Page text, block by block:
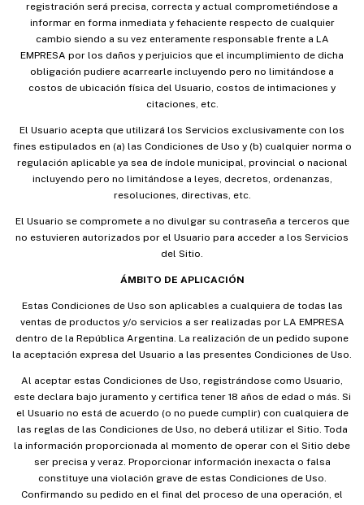
registración será precisa, correcta y actual comprometiéndose a
informar en forma inmediata y fehaciente respecto de cualquier
cambio siendo a su vez enteramente responsable frente a LA
EMPRESA por los daños y perjuicios que el incumplimiento de dicha
obligación pudiere acarrearle incluyendo pero no limitándose a
costos de ubicación física del Usuario, costos de intimaciones y
citaciones, etc.
El Usuario acepta que utilizará los Servicios exclusivamente con los
fines estipulados en (a) las Condiciones de Uso y (b) cualquier norma o
regulación aplicable ya sea de índole municipal, provincial o nacional
incluyendo pero no limitándose a leyes, decretos, ordenanzas,
resoluciones, directivas, etc.
El Usuario se compromete a no divulgar su contraseña a terceros que
no estuvieren autorizados por el Usuario para acceder a los Servicios
del Sitio.
ÁMBITO DE APLICACIÓN
Estas Condiciones de Uso son aplicables a cualquiera de todas las
ventas de productos y/o servicios a ser realizadas por LA EMPRESA
dentro de la República Argentina. La realización de un pedido supone
la aceptación expresa del Usuario a las presentes Condiciones de Uso.
Al aceptar estas Condiciones de Uso, registrándose como Usuario,
este declara bajo juramento y certifica tener 18 años de edad o más. Si
el Usuario no está de acuerdo (o no puede cumplir) con cualquiera de
las reglas de las Condiciones de Uso, no deberá utilizar el Sitio. Toda
la información proporcionada al momento de operar con el Sitio debe
ser precisa y veraz. Proporcionar información inexacta o falsa
constituye una violación grave de estas Condiciones de Uso.
Confirmando su pedido en el final del proceso de una operación, el